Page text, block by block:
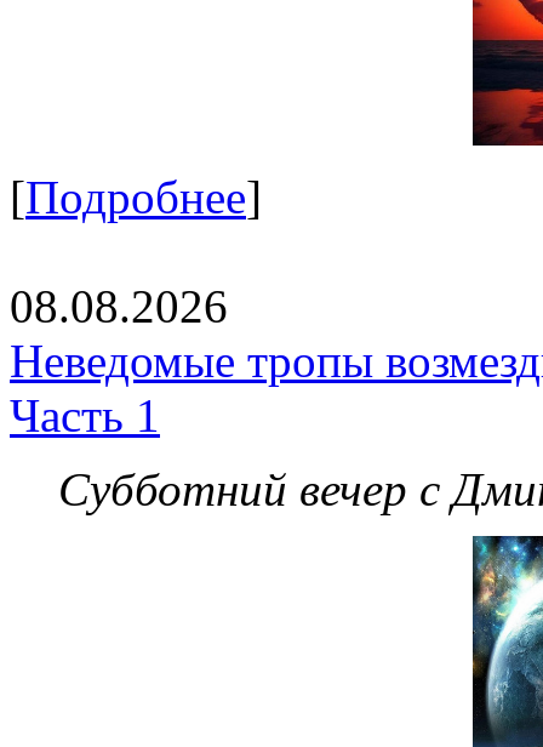
[Подробнее]
08.08.2026
Неведомые тропы
Часть 1
Субботний вечер с